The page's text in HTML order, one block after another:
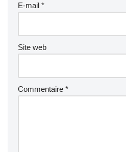
E-mail *
Site web
Commentaire *